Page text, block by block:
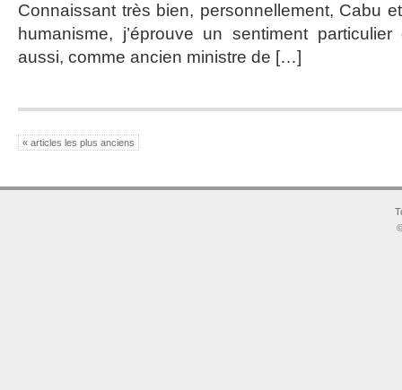
Connaissant très bien, personnellement, Cabu
humanisme, j’éprouve un sentiment
aussi, comme ancien ministre de […]
« articles les plus anciens